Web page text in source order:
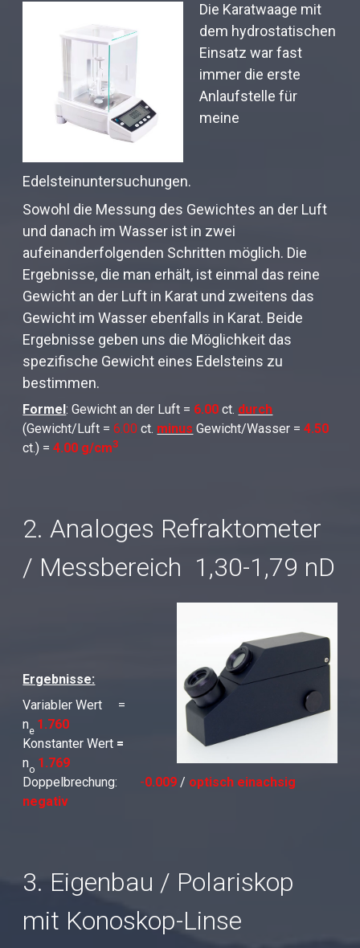
Die Karatwaage mit
dem hydrostatischen
Einsatz war fast
immer die erste
Anlaufstelle für
meine
Edelsteinuntersuchungen.
Sowohl die Messung des Gewichtes an der Luft
und danach im Wasser ist in zwei
aufeinanderfolgenden Schritten möglich. Die
Ergebnisse, die man erhält, ist einmal das reine
Gewicht an der Luft in Karat und zweitens das
Gewicht im Wasser ebenfalls in Karat. Beide
Ergebnisse geben uns die Möglichkeit das
spezifische Gewicht eines Edelsteins zu
bestimmen.
Formel: Gewicht an der Luft = 6.00 ct. durch
(Gewicht/Luft =6.00 ct. minus Gewicht/Wasser =4.50
ct.) =4.00 g/cm3
2. Analoges Refraktometer
/ Messbereich 1,30-1,79 nD
Ergebnisse:
Variabler Wert =
ne 1.760
Konstanter Wert =
no 1.769
Doppelbrechung: -0.009 / optisch einachsig
negativ
3. Eigenbau / Polariskop
mit Konoskop-Linse